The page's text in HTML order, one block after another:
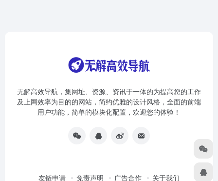
无解高效导航，集网址、资源、资讯于一体的为提高您的工作
及上网效率为目的的网站，简约优雅的设计风格，全面的前端
用户功能，简单的模块化配置，欢迎您的体验！
友链申请 免责声明 广告合作 关于我们